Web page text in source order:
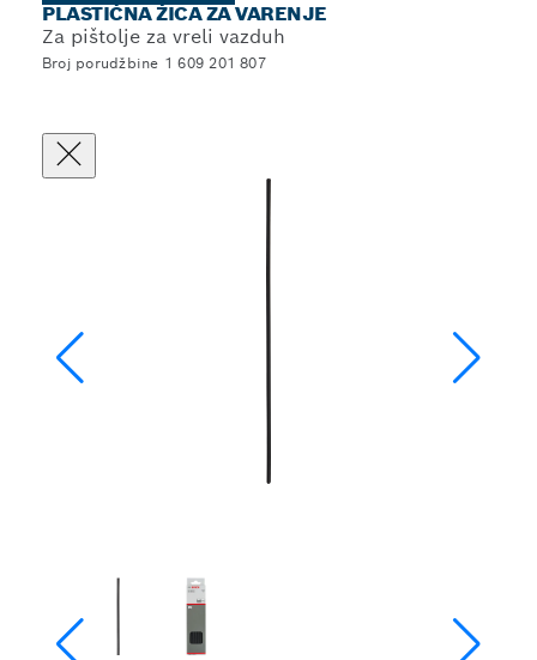
PLASTIČNA ŽICA ZA VARENJE
Za pištolje za vreli vazduh
Broj porudžbine 1 609 201 807